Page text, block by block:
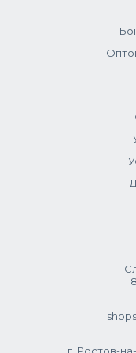
техникой. Выдержка